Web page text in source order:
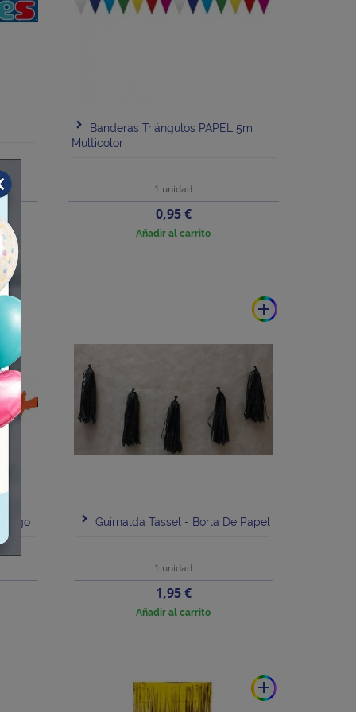
Banderas Triángulos PAPEL 5m
Multicolor
1 unidad
Precio
0,95 €
Añadir al carrito
add
Guirnalda Tassel - Borla De Papel
1 unidad
Precio
1,95 €
Añadir al carrito
add